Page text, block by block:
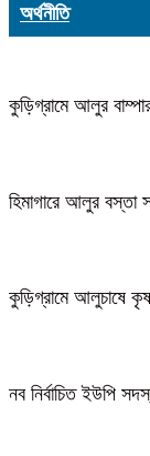
অর্থনীতি
কুড়িগ্রামে আলুর
হিমাগারে আলুর বস্তা
কুড়িগ্রামে আলুচাষে
নব নির্বাচিত ইউপি